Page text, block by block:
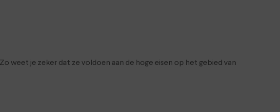
weet je zeker dat ze voldoen aan de hoge eisen op het gebied van